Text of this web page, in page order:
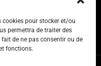
cookies pour stocker et/ou
permettra de traiter des
de ne pas consentir ou de
fonctions.